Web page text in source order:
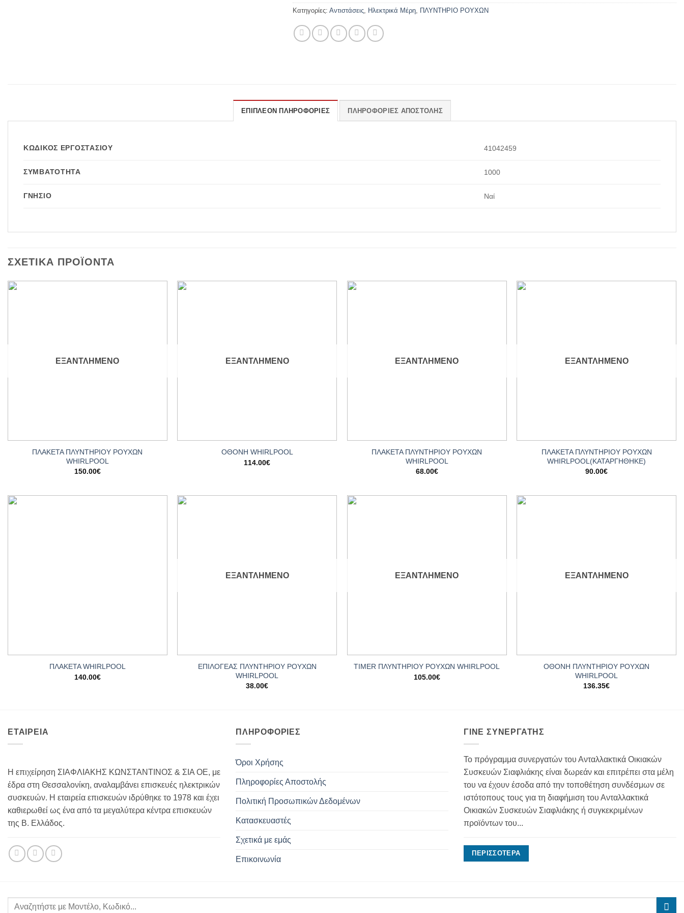
Κατηγορίες: Αντιστάσεις Ηλεκτρικά Μέρη ΠΛΥΝΤΗΡΙΟ ΡΟΥΧΩΝ
ΕΠΙΠΛΈΟΝ ΠΛΗΡΟΦΟΡΊΕΣ ΠΛΗΡΟΦΟΡΊΕΣ ΑΠΟΣΤΟΛΉΣ
ΚΩΔΙΚΌΣ ΕΡΓΟΣΤΑΣΊΟΥ 41042459
ΣΥΜΒΑΤΌΤΗΤΑ 1000
ΓΝΉΣΙΟ Ναί
ΣΧΕΤΙΚΆ ΠΡΟΪΌΝΤΑ
ΕΞΑΝΤΛΗΜΈΝΟ
ΠΛΑΚΕΤΑ ΠΛΥΝΤΗΡΙΟΥ ΡΟΥΧΩΝ
WHIRLPOOL
150.00€
ΕΞΑΝΤΛΗΜΈΝΟ
ΟΘΟΝΗ WHIRLPOOL
114.00€
ΕΞΑΝΤΛΗΜΈΝΟ
ΠΛΑΚΕΤΑ ΠΛΥΝΤΗΡΙΟΥ ΡΟΥΧΩΝ
WHIRLPOOL
68.00€
ΕΞΑΝΤΛΗΜΈΝΟ
ΠΛΑΚΕΤΑ ΠΛΥΝΤΗΡΙΟΥ ΡΟΥΧΩΝ
WHIRLPOOL(ΚΑΤΑΡΓΗΘΗΚΕ)
90.00€
ΠΛΑΚΕΤΑ WHIRLPOOL
140.00€
ΕΞΑΝΤΛΗΜΈΝΟ
ΕΠΙΛΟΓΕΑΣ ΠΛΥΝΤΗΡΙΟΥ ΡΟΥΧΩΝ
WHIRLPOOL
38.00€
ΕΞΑΝΤΛΗΜΈΝΟ
TIMER ΠΛΥΝΤΗΡΙΟΥ ΡΟΥΧΩΝ WHIRLPOOL
105.00€
ΕΞΑΝΤΛΗΜΈΝΟ
ΟΘΟΝΗ ΠΛΥΝΤΗΡΙΟΥ ΡΟΥΧΩΝ
WHIRLPOOL
136.35€
ΕΤΑΙΡΕΙΑ
Η επιχείρηση ΣΙΑΦΛΙΑΚΗΣ ΚΩΝΣΤΑΝΤΙΝΟΣ & ΣΙΑ ΟΕ, με
έδρα στη Θεσσαλονίκη, αναλαμβάνει επισκευές ηλεκτρικών
συσκευών. Η εταιρεία επισκευών ιδρύθηκε το 1978 και έχει
καθιερωθεί ως ένα από τα μεγαλύτερα κέντρα επισκευών
της Β. Ελλάδος.
ΠΛΗΡΟΦΟΡΊΕΣ
Όροι Χρήσης
Πληροφορίες Αποστολής
Πολιτική Προσωπικών Δεδομένων
Κατασκευαστές
Σχετικά με εμάς
Επικοινωνία
ΓΊΝΕ ΣΥΝΕΡΓΆΤΗΣ
Το πρόγραμμα συνεργατών του Ανταλλακτικά Οικιακών
Συσκευών Σιαφλιάκης είναι δωρεάν και επιτρέπει στα μέλη
του να έχουν έσοδα από την τοποθέτηση συνδέσμων σε
ιστότοπους τους για τη διαφήμιση του Ανταλλακτικά
Οικιακών Συσκευών Σιαφλιάκης ή συγκεκριμένων
προϊόντων του...
ΠΕΡΙΣΣΌΤΕΡΑ